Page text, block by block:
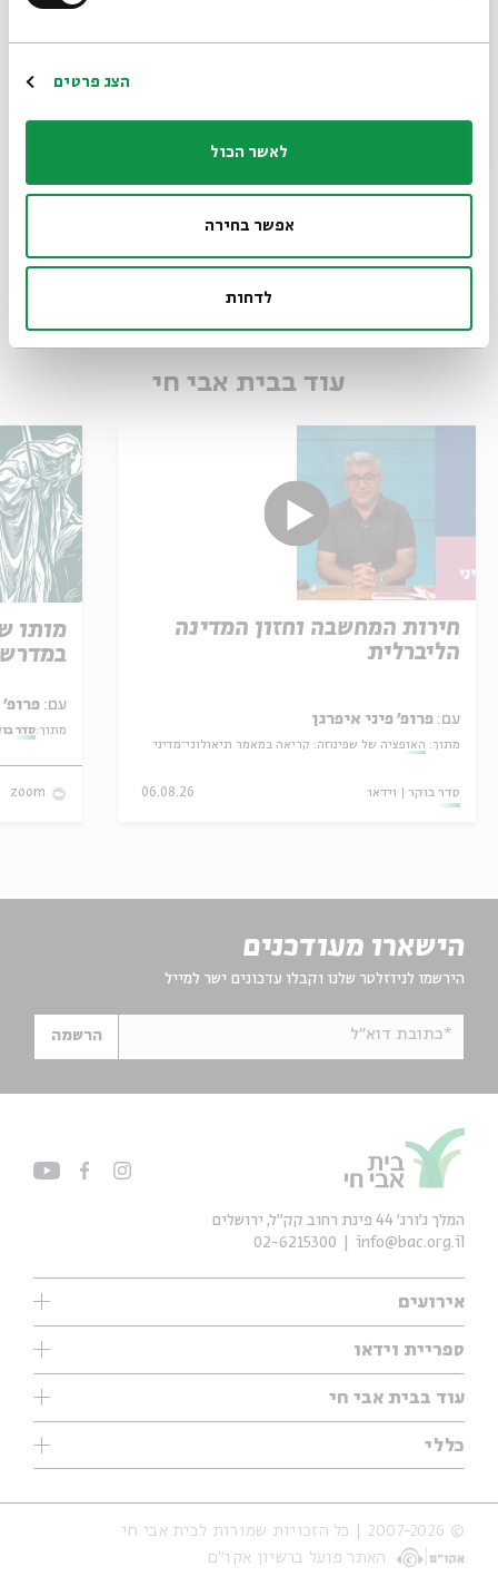
הצג פרטים
לאשר הכול
אפשר בחירה
לדחות
עוד בבית אבי חי
חירות המחשבה וחזון המדינה
הליברלית
עם: פרופ' פיני איפרגן
מתוך: האופציה של שפינוזה: קריאה במאמר תיאולוגי־מדיני
סדר בוקר וידאו 06.08.26
מותו
עם: פרופ' אביגדור שנאן
מתוך:סדר
zoom
הישארו מעודכנים
הירשמו לניוזלטר שלנו וקבלו עדכונים ישר למייל
*כתובת דוא"ל הרשמה
אירועים
עיון
אנגלית
נוער
סדרות
אירועי עבר
אירועים בירושלים
ספריית וידאו
ילדים
מוזיקה
עיון
מיוחדים
עוד בבית אבי חי
תערוכות
מיוחדים
כללי
אודות
הצהרת נגישות
תנאי שימוש והצהרת פרטיות
המלך ג'ורג' 44 פינת רחוב קק״ל, ירושלים
info@bac.org.il
02-6215300
© 2007-2026 | כל הזכויות שמורות לבית אבי חי
האתר פועל ברשיון אקו״ם